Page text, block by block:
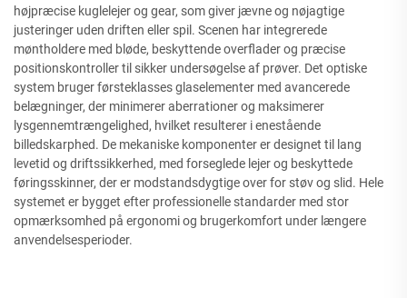
højpræcise kuglelejer og gear, som giver jævne og nøjagtige
justeringer uden driften eller spil. Scenen har integrerede
møntholdere med bløde, beskyttende overflader og præcise
positionskontroller til sikker undersøgelse af prøver. Det optiske
system bruger førsteklasses glaselementer med avancerede
belægninger, der minimerer aberrationer og maksimerer
lysgennemtrængelighed, hvilket resulterer i enestående
billedskarphed. De mekaniske komponenter er designet til lang
levetid og driftssikkerhed, med forseglede lejer og beskyttede
føringsskinner, der er modstandsdygtige over for støv og slid. Hele
systemet er bygget efter professionelle standarder med stor
opmærksomhed på ergonomi og brugerkomfort under længere
anvendelsesperioder.